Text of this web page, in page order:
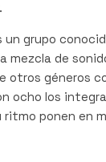
un grupo
mezcla de
otros géneros
ocho los
ritmo ponen en